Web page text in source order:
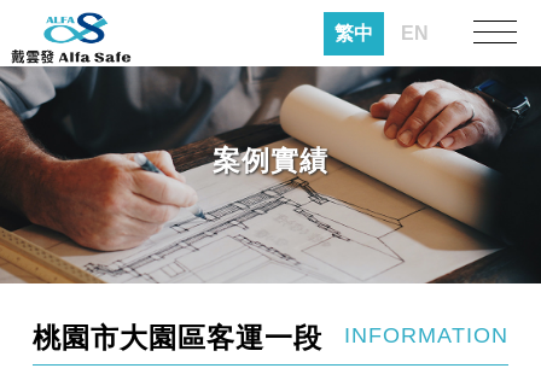
繁中 EN
案例實績
桃園市大園區客運一段 INFORMATION